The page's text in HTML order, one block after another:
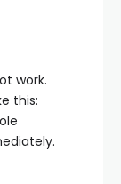
work.
this: